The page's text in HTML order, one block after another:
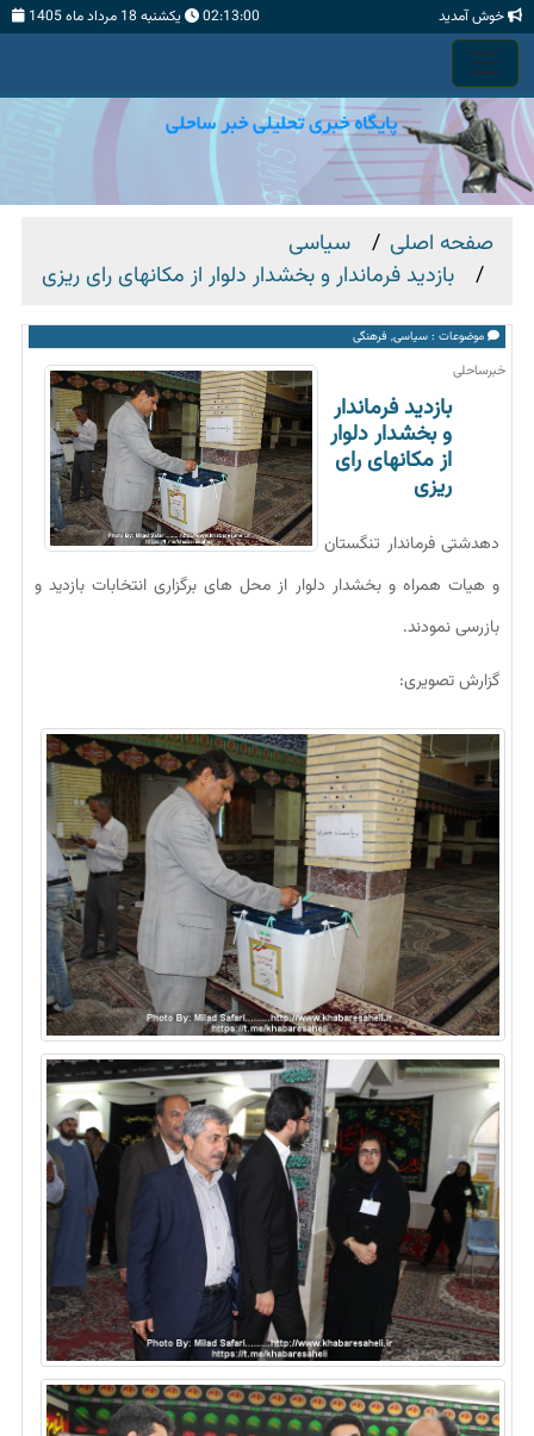
خوش آمدید 02:13:02 يكشنبه 18 مرداد ماه 1405
صفحه اصلی
سیاسی
بازدید فرماندار و بخشدار دلوار از مکانهای رای ریزی
موضوعات : سیاسی, فرهنگی
خبرساحلی
بازدید فرماندار
و بخشدار دلوار
از مکانهای رای
ریزی
دهدشتی فرماندار تنگستان
و هیات همراه و بخشدار دلوار از محل های برگزاری انتخابات بازدید و
بازرسی نمودند.
گزارش تصویری: